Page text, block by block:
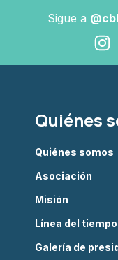
Sigue a
Quiénes
Quiénes somos
Asociación
Misión
Línea del tiempo
Galería de